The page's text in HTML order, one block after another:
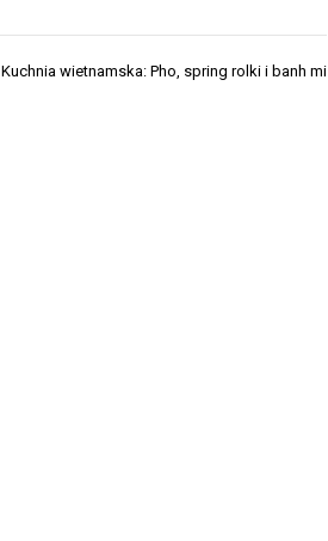
Kuchnia wietnamska: Pho, spring rolki i banh mi